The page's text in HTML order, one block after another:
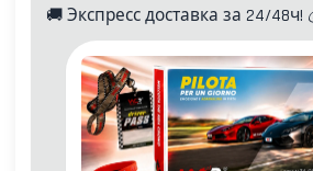
🚚 Экспресс доставка за 24/48ч!